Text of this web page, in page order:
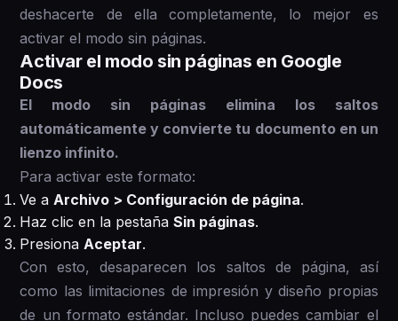
deshacerte de ella completamente, lo mejor es
activar el modo sin páginas.
Activar el modo sin páginas en Google
Docs
El modo sin páginas elimina los saltos
automáticamente y convierte tu documento en un
lienzo infinito.
Para activar este formato:
Ve aArchivo > Configuración de página.
Haz clic en la pestañaSin páginas.
PresionaAceptar.
Con esto, desaparecen los saltos de página, así
como las limitaciones de impresión y diseño propias
de un formato estándar. Incluso puedes cambiar el